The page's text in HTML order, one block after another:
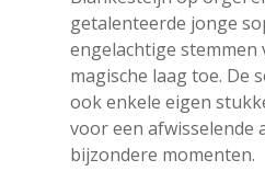
getalenteerde jonge
engelachtige stemmen
magische laag toe. De
ook enkele eigen
voor een afwisselende
bijzondere momenten.